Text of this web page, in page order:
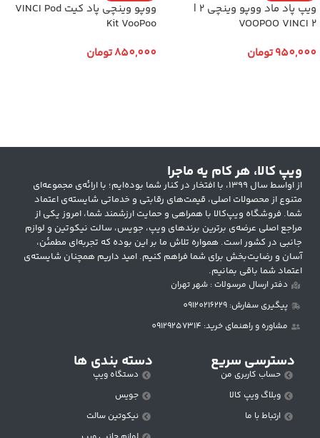
ویپ پاد ماد ووپو وینچی 2 |
VOOPOO VINCI 2
950,000تومان
ووپو وینچی پاد کیت VINCI Pod
Kit VooPoo
850,000تومان
ویپ کالا، هر کام یه ماجرا
از اواسط سال ۱۳۹۹، با افتخار در کنار شما بوده‌ایم؛ با ارائه‌ی مجموعه‌ای
متنوع از محصولات اصلی، قیمت‌های رقابتی و خدماتی شایسته‌ی اعتماد
شما. فروشگاه ویپ‌کالا با همراهی و حمایت ارزشمند شما، امروز یکی از
مراجع اصلی عرضه‌ی برترین برندهای ویپ، جویس، سالت نیکوتین و لوازم
جانبی در کشور است. همواره تلاش ما بر این بوده که تجربه‌ای مطمئن،
آسان و رضایت‌بخش برای شما فراهم کنیم. امید داریم همچنان شایسته‌ی
اعتماد شما باقی بمانیم.
دفتر ارسال مرسولات : شهر تهران
پیگیری سفارش: 09120216229
مشاوره و راهنمای خرید: 09129257314
دسترسی سریع
حساب کاربری من
وبلاگ ویپ کالا
ارتباط با ما
دسته بندی ها
دستگاه ویپ
جویس
نیکوتین سالت